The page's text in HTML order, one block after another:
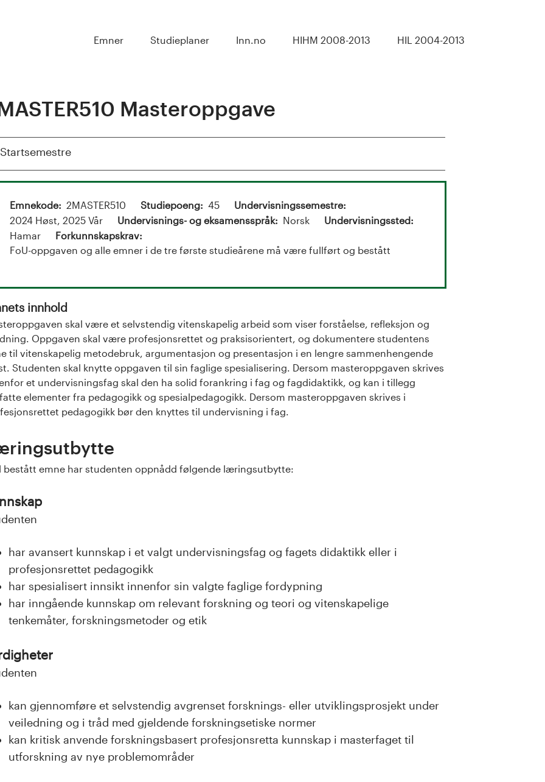
Emner Studieplaner Inn.no HIHM 2008-2013 HIL 2004-2013
Masteroppgave
Vis
Startsemestre
Emnekode 2MASTER510 Studiepoeng 45
Undervisningssemestre
2024 Høst, 2025 Vår
Undervisnings- og eksamensspråk Norsk
Undervisningssted
Hamar
Forkunnskapskrav
FoU-oppgaven og alle emner i de tre første studieårene må være fullført og bestått
innhold
skal være et selvstendig vitenskapelig arbeid som viser forståelse, refleksjon og
Oppgaven skal være profesjonsrettet og praksisorientert, og dokumentere studentens
til vitenskapelig metodebruk, argumentasjon og presentasjon i en lengre sammenhengende
Studenten skal knytte oppgaven til sin faglige spesialisering. Dersom masteroppgaven skrives
et undervisningsfag skal den ha solid forankring i fag og fagdidaktikk, og kan i tillegg
elementer fra pedagogikk og spesialpedagogikk. Dersom masteroppgaven skrives i
pedagogikk bør den knyttes til undervisning i fag.
bestått emne har studenten oppnådd følgende læringsutbytte:
har avansert kunnskap i et valgt undervisningsfag og fagets didaktikk eller i
profesjonsrettet pedagogikk
har spesialisert innsikt innenfor sin valgte faglige fordypning
har inngående kunnskap om relevant forskning og teori og vitenskapelige
tenkemåter, forskningsmetoder og etik
kan gjennomføre et selvstendig avgrenset forsknings- eller utviklingsprosjekt under
veiledning og i tråd med gjeldende forskningsetiske normer
kan kritisk anvende forskningsbasert profesjonsretta kunnskap i masterfaget til
utforskning av nye problemområder